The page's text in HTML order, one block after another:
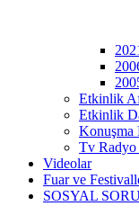
Etkinlik
Etkinlik
Konuşma
Tv Radyo
Videolar
Fuar ve
SOSYAL